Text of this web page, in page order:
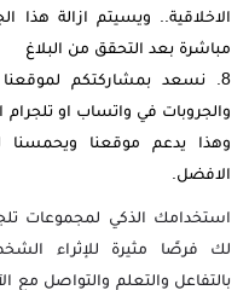
الاخلاقية.. ويسيتم ازالة هذا
مباشرة بعد التحقق من البلاغ
نسعد بمشاركتكم
والجروبات في واتساب او
وهذا يدعم موقعنا ويحمسنا
الافضل.
استخدامك الذكي لمجموعات
لك فرصًا مثيرة للإثراء
بالتفاعل والتعلم والتواصل مع